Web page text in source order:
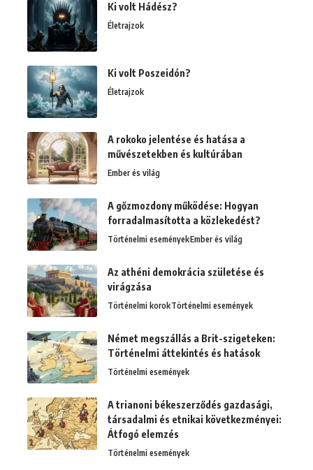
Ki volt Hádész?
Életrajzok
Ki volt Poszeidón?
Életrajzok
A rokoko jelentése és hatása a
művészetekben és kultúrában
Ember és világ
A gőzmozdony működése: Hogyan
forradalmasította a közlekedést?
Történelmi eseményekEmber és világ
Az athéni demokrácia születése és
virágzása
Történelmi korokTörténelmi események
Német megszállás a Brit-szigeteken:
Történelmi áttekintés és hatások
Történelmi események
A trianoni békeszerződés gazdasági,
társadalmi és etnikai következményei:
Átfogó elemzés
Történelmi események